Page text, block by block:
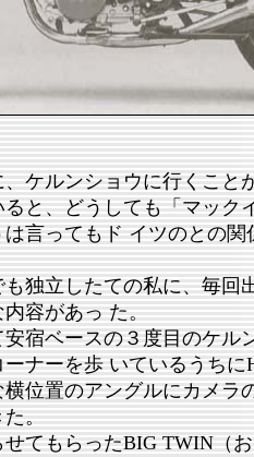
、ケルンショウに行くこと
と、どうしても「マック
言ってもド イツのとの
独立したての私に、毎回
容があっ た。
宿ベースの３度目のケル
ナーを歩 いているうちに
位置のアングルにカメラ
。
てもらったBIG TWIN（